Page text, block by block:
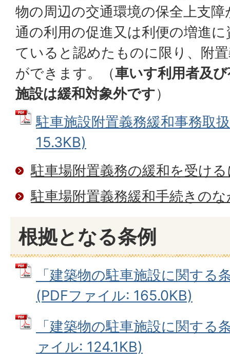
物の周辺の交通環境の保全上支
通の利用の促進又は利便の増進
ていると認めたものに限り、附
ができます。（車いす利用者及
施設は緩和対象外です）
駐車施設附置義務緩和事務取
15.3KB)
駐車場附置義務の緩和を受け
駐車場附置義務緩和手続きの
根拠となる条例
「建築物の駐車施設に関する
(PDFファイル: 165.0KB)
「建築物の駐車施設に関する
ァイル: 124.1KB)